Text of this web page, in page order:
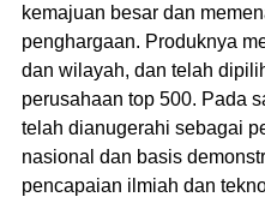
kemajuan besar dan
penghargaan. Produknya
dan wilayah, dan telah
perusahaan top 500. Pada
telah dianugerahi sebagai
nasional dan basis
pencapaian ilmiah dan